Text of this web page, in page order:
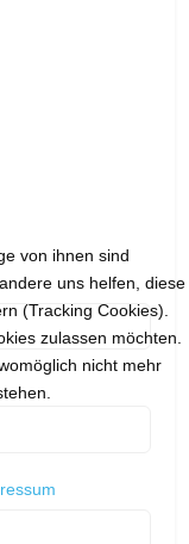
von ihnen sind
uns helfen, diese
(Tracking Cookies).
zulassen möchten.
nicht mehr